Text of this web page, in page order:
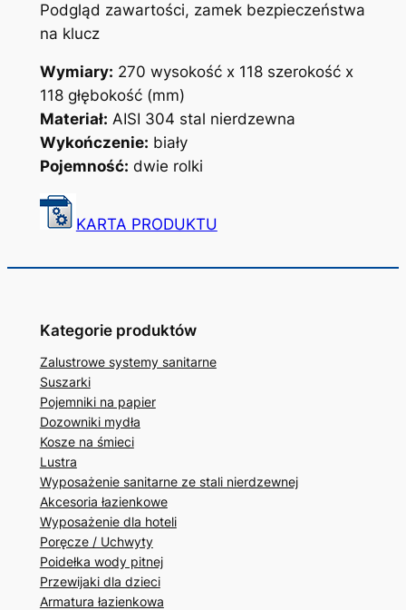
Podgląd zawartości, zamek bezpieczeństwa
na klucz
Wymiary: 270 wysokość x 118 szerokość x
118 głębokość (mm)
Materiał: AISI 304 stal nierdzewna
Wykończenie: biały
Pojemność: dwie rolki
KARTA PRODUKTU
Kategorie produktów
Zalustrowe systemy sanitarne
Suszarki
Pojemniki na papier
Dozowniki mydła
Kosze na śmieci
Lustra
Wyposażenie sanitarne ze stali nierdzewnej
Akcesoria łazienkowe
Wyposażenie dla hoteli
Poręcze / Uchwyty
Poidełka wody pitnej
Przewijaki dla dzieci
Armatura łazienkowa